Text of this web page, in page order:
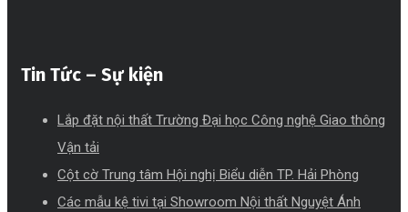
Tin Tức – Sự kiện
Lắp đặt nội thất Trường Đại học Công nghệ Giao thông
Vận tải
Cột cờ Trung tâm Hội nghị Biểu diễn TP. Hải Phòng
Các mẫu kệ tivi tại Showroom Nội thất Nguyệt Ánh